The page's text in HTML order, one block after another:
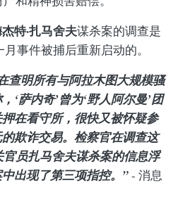
特·扎马舍夫谋杀案的调查是
事件被捕后重新启动的。
查明所有与阿拉木图大规模骚
‘萨内奇’曾为‘野人阿尔曼’团
在看守所，很快又被怀疑参
欺诈交易。检察官在调查这
员扎马舍夫谋杀案的信息浮
出现了第三项指控。”- 消息